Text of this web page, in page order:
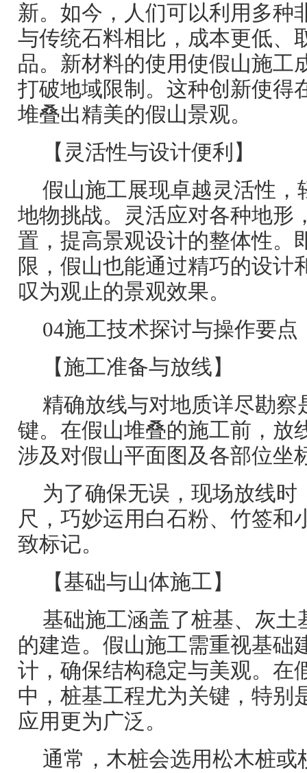
新。如今，人们可以利用多种
与传统石料相比，成本更低、
品。新材料的使用使假山施工
打破地域限制。这种创新使得
堆叠出精美的假山景观。
【灵活性与设计便利】
假山施工展现卓越灵活性，
地物挑战。灵活应对各种地形
置，提高景观设计的整体性。
限，假山也能通过精巧的设计
叹为观止的景观效果。
04施工技术探讨与操作要点
【施工准备与放线】
精确放线与对地质详尽勘察
键。在假山堆叠的施工前，放
涉及对假山平面图及各部位坐
为了确保无误，现场放线时
尺，巧妙运用白石粉、竹签和
致标记。
【基础与山体施工】
基础施工涵盖了桩基、灰土
的建造。假山施工需重视基础
计，确保结构稳定与美观。在
中，桩基工程尤为关键，特别
应用更为广泛。
通常，木桩会选用松木桩或